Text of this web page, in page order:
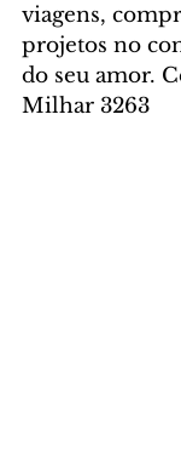
viagens,
projetos no
do seu amor.
Milhar 3263